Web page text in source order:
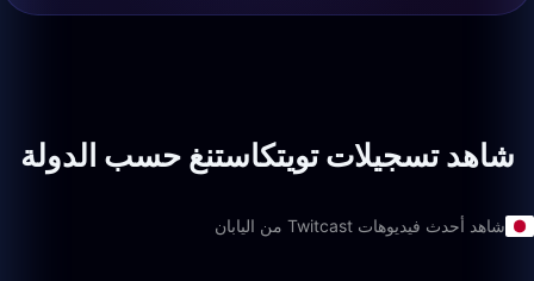
شاهد تسجيلات تويتكاستنغ حسب الدولة
شاهد أحدث فيديوهات Twitcast من اليابان